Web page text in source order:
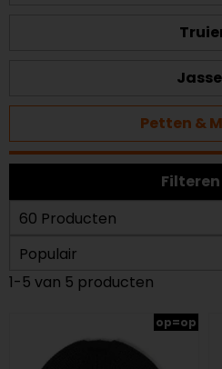
Petten &
Filteren
1-5 van 5 producten
op=op